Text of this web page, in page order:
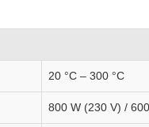
20 °C – 300 °C
800 W (230 V) /